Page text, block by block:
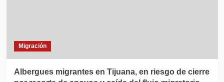
Migración
Albergues migrantes en Tijuana, en riesgo de cierre